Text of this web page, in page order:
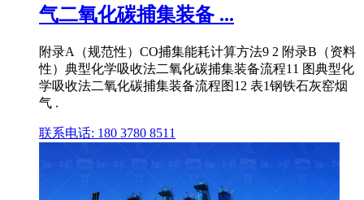
气二氧化碳捕集装备 ...
附录A（规范性）CO捕集能耗计算方法9 2 附录B（资料
性）典型化学吸收法二氧化碳捕集装备流程11 图典型化
学吸收法二氧化碳捕集装备流程图12 表1钢铁石灰窑烟
气 .
联系电话: 180 3780 8511